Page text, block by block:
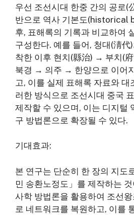
우선 조선시대 한중 간의 공로(
반으로 역사 기본도(historical
후, 표해록의 기록과 비교하여
구성한다. 예를 들어, 청대(淸代
착한 이후 현치(縣治) → 부치(
북경 → 의주 → 한양으로 이어
고, 이를 실제 표해록 자료와 대
러한 방식으로 조선시대 중국
제작할 수 있으며, 이는 디지털
구 방법론으로 확장될 수 있다.
기대효과:
본 연구는 단순히 한 장의 지도
민 송환노정도」를 제작하는
사학 방법론을 활용하여 조선
로 네트워크를 복원하고, 이를